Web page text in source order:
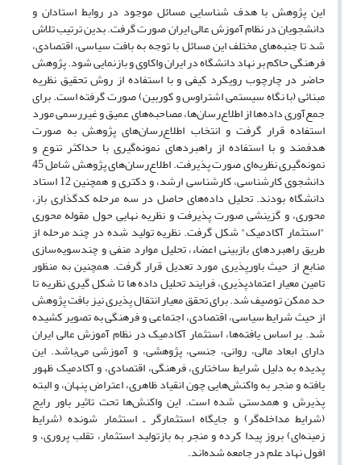
این پژوهش با هدف شناسایی مسائل موجود در روابط استادان و
دانشجویان در نظام آموزش عالی ایران صورت گرفت. بدین ترتیب تلاش
شد تا جنبه‌های مختلف این مسائل با توجه به بافت سیاسی، اقتصادی،
فرهنگی حاکم بر نهاد دانشگاه در ایران واکاوی و بازنمایی شود. پژوهش
حاضر در چارچوب رویکرد کیفی و با استفاده از روش تحقیق نظریه
مبنائی (با نگاه سیستمی اشتراوس و کوربین) صورت گرفته است. برای
جمع‌آوری داده‌ها از اطلاع‌رسان‌ها، مصاحبه‌های عمیق و غیررسمی مورد
استفاده قرار گرفت و انتخاب اطلاع‌رسان‌های پژوهش به صورت
هدفمند و با استفاده از راهبردهای نمونه‌گیری با حداکثر تنوع و
نمونه‌گیری نظریه‌ای صورت پذیرفت. اطلاع‌رسان‌های پژوهش شامل 45
دانشجوی کارشناسی، کارشناسی ارشد، و دکتری و همچنین 12 استاد
دانشگاه بودند. تحلیل داده‌های حاصل در سه مرحله کدگذاری باز،
محوری، و گزینشی صورت پذیرفت و نظریه نهایی حول مقوله محوری
"استثمار آکادمیک" شکل گرفت. نظریه تولید شده در چند مرحله از
طریق راهبردهای بازبینی اعضاء، تحلیل موارد منفی و چندسویه‌سازی
منابع از حیث باورپذیری مورد تعدیل قرار گرفت. همچنین به منظور
تامین معیار اعتمادپذیری، فرایند تحلیل داده ها تا شکل گیری نظریه تا
حد ممکن توصیف شد. برای تحقق معیار انتقال پذیری نیز بافت پژوهش
از حیث شرایط سیاسی، اقتصادی، اجتماعی و فرهنگی به تصویر کشیده
شد. بر اساس یافته‌ها، استثمار آکادمیک در نظام آموزش عالی ایران
دارای ابعاد مالی، روانی، جنسی، پژوهشی، و آموزشی می‌باشد. این
پدیده به دلیل شرایط ساختاری، فرهنگی، اقتصادی، و آکادمیک ظهور
یافته و منجر به واکنش‌هایی چون انقیاد ظاهری، اعتراض پنهان، و البته
پذیرش و همدستی شده است. این واکنش‌ها تحت تاثیر باور رایج
(شرایط مداخله‌گر) و جایگاه استثمارگر ـ استثمار شونده (شرایط
زمینه‌ای) بروز پیدا کرده و منجر به بازتولید استثمار، تقلب پروری، و
افول نهاد علم در جامعه شده‌اند.